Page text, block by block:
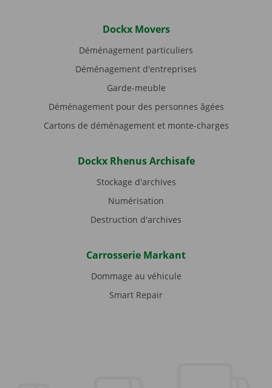
Dockx Movers
Déménagement particuliers
Déménagement d'entreprises
Garde-meuble
Déménagement pour des personnes âgées
Cartons de déménagement et monte-charges
Dockx Rhenus Archisafe
Stockage d'archives
Numérisation
Destruction d'archives
Carrosserie Markant
Dommage au véhicule
Smart Repair